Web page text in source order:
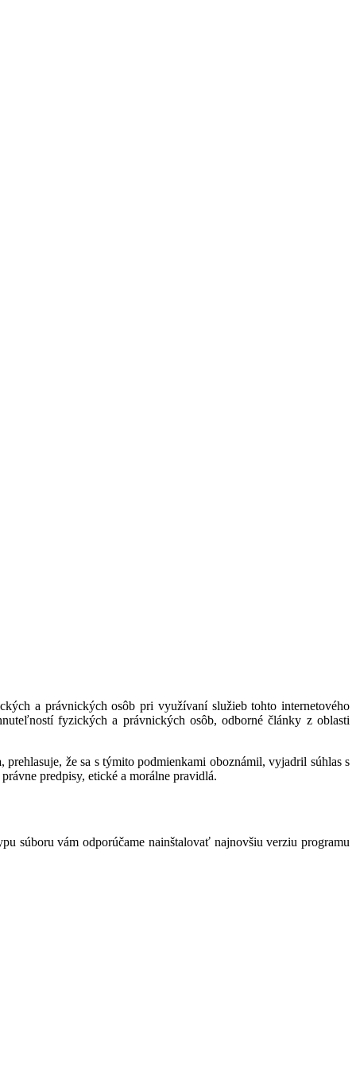
a právnických osôb pri využívaní služieb tohto internetového
fyzických a právnických osôb, odborné články z oblasti
že sa s týmito podmienkami oboznámil, vyjadril súhlas s
predpisy, etické a morálne pravidlá.
súboru vám odporúčame nainštalovať najnovšiu verziu programu